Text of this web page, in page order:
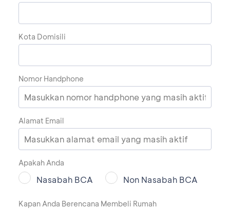
Kota Domisili
Nomor Handphone
Alamat Email
Apakah Anda
Nasabah BCA Non Nasabah BCA
Kapan Anda Berencana Membeli Rumah